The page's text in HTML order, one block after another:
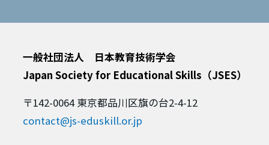
一般社団法人 日本教育技術学会
Japan Society for Educational Skills（JSES）
〒142-0064 東京都品川区旗の台2-4-12
contact@js-eduskill.or.jp